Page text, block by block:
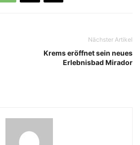
Nächster Artikel
Krems eröffnet sein neues
Erlebnisbad Mirador